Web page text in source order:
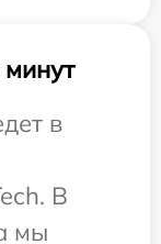
в
В
мы